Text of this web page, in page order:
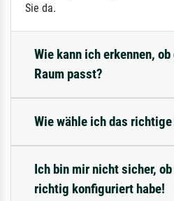
Sie da.
Wie kann ich erkennen,
Raum passt?
Wie wähle ich das
Ich bin mir nicht sicher,
richtig konfiguriert habe!